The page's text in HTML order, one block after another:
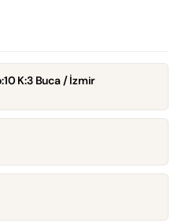
K:3 Buca / İzmir